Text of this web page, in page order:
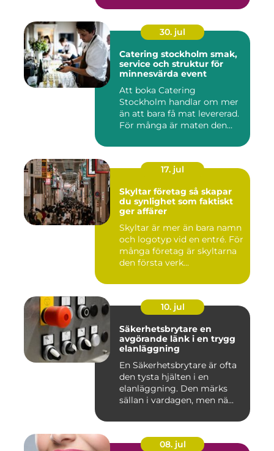
30. jul
Catering stockholm smak,
service och struktur för
minnesvärda event
Att boka Catering
Stockholm handlar om mer
än att bara få mat levererad.
För många är maten den
17. jul
Skyltar företag så skapar
du synlighet som faktiskt
ger affärer
Skyltar är mer än bara namn
och logotyp vid en entré. För
många företag är skyltarna
den första verk...
10. jul
Säkerhetsbrytare en
avgörande länk i en trygg
elanläggning
En Säkerhetsbrytare är ofta
den tysta hjälten i en
elanläggning. Den märks
sällan i vardagen, men nä...
08. jul